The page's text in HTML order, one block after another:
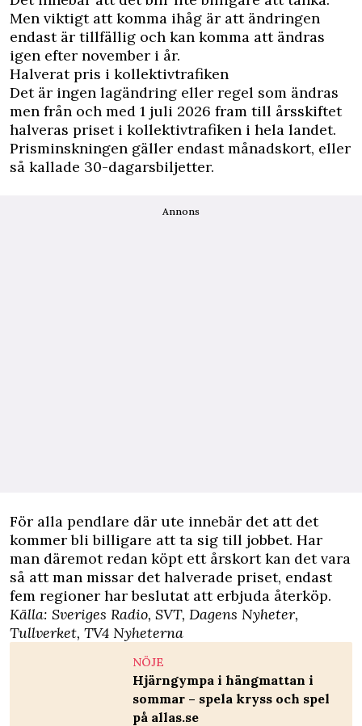
Men viktigt att komma ihåg är att ändringen
endast är tillfällig och kan komma att ändras
igen efter november i år.
Halverat pris i kollektivtrafiken
Det är ingen lagändring eller regel som ändras
men från och med 1 juli 2026 fram till årsskiftet
halveras priset i kollektivtrafiken i hela landet.
Prisminskningen gäller endast månadskort, eller
så kallade 30-dagarsbiljetter.
Annons
För alla pendlare där ute innebär det att det
kommer bli billigare att ta sig till jobbet. Har
man däremot redan köpt ett årskort kan det vara
så att man missar det halverade priset, endast
fem regioner har beslutat att erbjuda återköp.
Källa: Sveriges Radio, SVT, Dagens Nyheter,
Tullverket, TV4 Nyheterna
NÖJE
Hjärngympa i hängmattan i
sommar – spela kryss och spel
på allas.se